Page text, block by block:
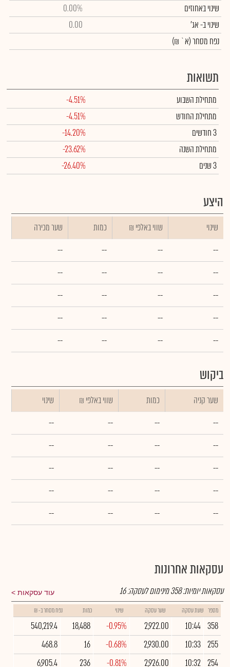
שינוי באחוזים
0.00%
שינויב- אג'
0.00
נפח מסחר(א` ₪)
תשואות
מתחילת השבוע
-4.51%
מתחילת החודש
-4.51%
3 חודשים
-14.20%
מתחילת השנה
-23.62%
3 שנים
-26.40%
היצע
שינוי ₪ שווי באלפי כמות
שער מכירה
--
--
--
--
--
--
--
--
--
--
--
--
--
--
--
--
--
--
--
--
ביקוש
שער קניה כמות ₪ שווי באלפי
שינוי
--
--
--
--
--
--
--
--
--
--
--
--
--
--
--
--
--
--
--
--
עסקאות אחרונות
עוד עסקאות עסקאות יומיות:358מינימום לעסקה:16
מספר שעת עסקה שער עסקה שינוי כמות נפח מסחר ב- ₪
358
10:44
2,922.00
-0.95%
18,488
540,219.4
255
10:33
2,930.00
-0.68%
16
468.8
254
10:32
2,926.00
-0.81%
236
6,905.4